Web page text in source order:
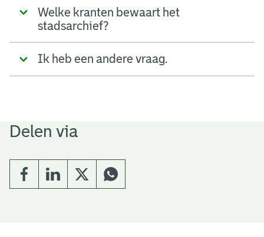
Welke kranten bewaart het
stadsarchief?
Ik heb een andere vraag.
Delen via